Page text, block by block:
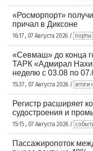
«Росморпорт»
причал в Диксоне
16:17 , 07 Августа 2026 / порты
«Севмаш» до конца
ТАРК «Адмирал
неделю с 03.08 по
15:37 , 07 Августа 2026 / итоги
Регистр расширяет
судостроения и
15:15 , 07 Августа 2026 /
Пассажиропоток